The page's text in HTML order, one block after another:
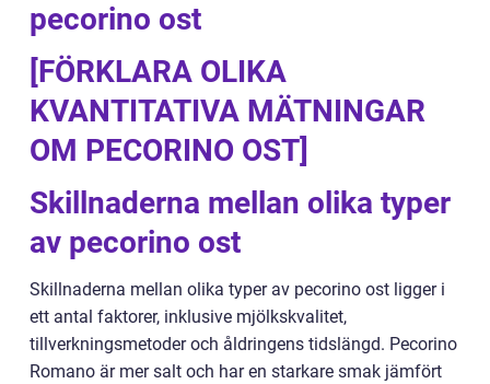
pecorino ost
[FÖRKLARA OLIKA
KVANTITATIVA MÄTNINGAR
OM PECORINO OST]
Skillnaderna mellan olika typer
av pecorino ost
Skillnaderna mellan olika typer av pecorino ost ligger i
ett antal faktorer, inklusive mjölkskvalitet,
tillverkningsmetoder och åldringens tidslängd. Pecorino
Romano är mer salt och har en starkare smak jämfört